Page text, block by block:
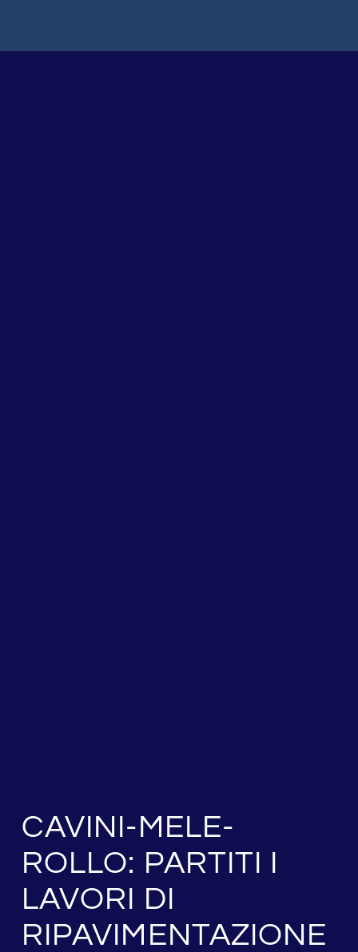
CAVINI-MELE-
ROLLO: PARTITI I
LAVORI DI
RIPAVIMENTAZIONE